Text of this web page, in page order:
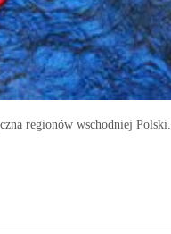
regionów wschodniej Polski.